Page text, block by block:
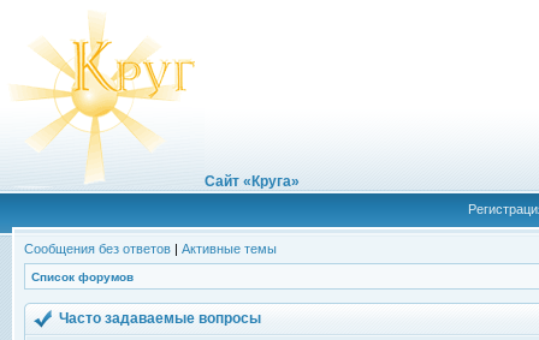
Сайт «Круга»
Сообщения без ответов | Активные темы
Список форумов
Часто задаваемые вопросы